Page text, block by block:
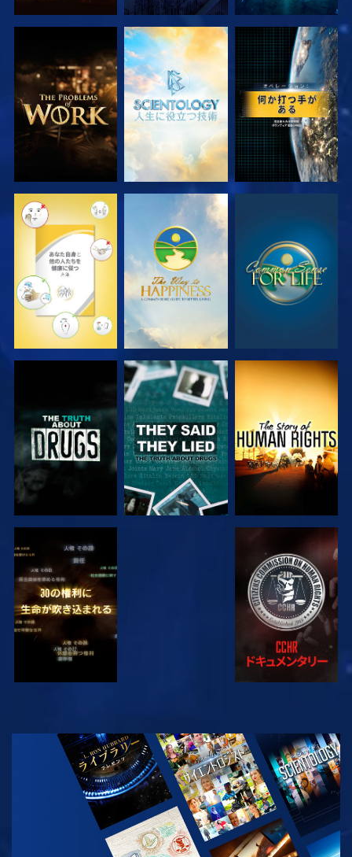
シリーズを探求 シリーズを探求 観る
観る 観る 観る
観る 観る
観る
観る シリーズを探求